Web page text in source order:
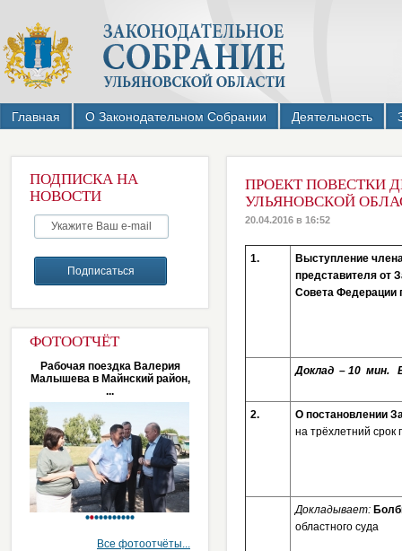
Главная О Законодательном Собрании Деятельность
ПОДПИСКА НА
НОВОСТИ
ФОТООТЧЁТ
Рабочая поездка Валерия
Малышева в Майнский район,
...
Все фотоотчёты...
ПРОЕКТ ПОВЕСТКИ
УЛЬЯНОВСКОЙ
20.04.2016 в 16:52
1.
Выступление
представителя от
Совета Федерации
Доклад – 10 мин.
2.
О постановлении
на трёхлетний срок
Докладывает:
областного суда